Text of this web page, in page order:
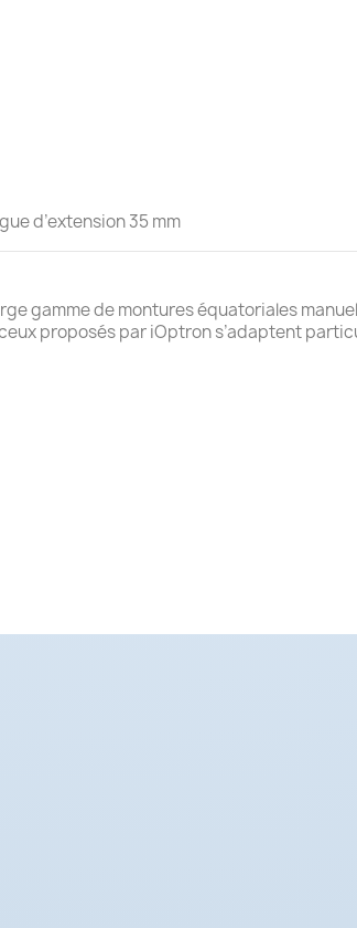
d’extension 35 mm
gamme de montures équatoriales
proposés par iOptron s’adaptent